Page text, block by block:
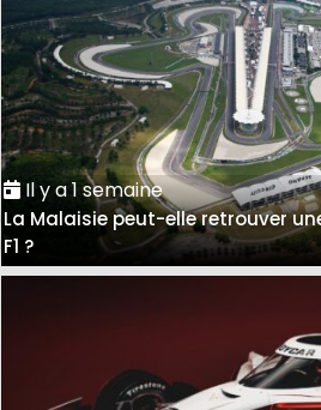
Il y a 1 semaine
La Malaisie peut-elle retrouver
F1 ?